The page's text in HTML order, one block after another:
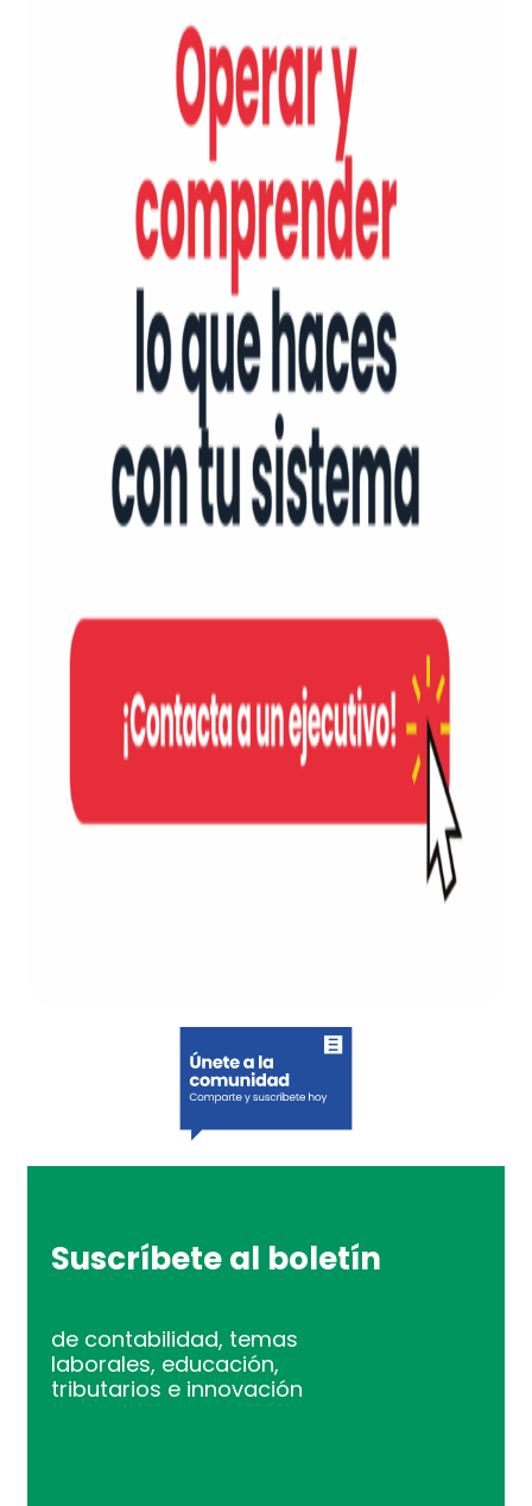
Suscríbete al boletín
de contabilidad, temas
laborales, educación,
tributarios e innovación